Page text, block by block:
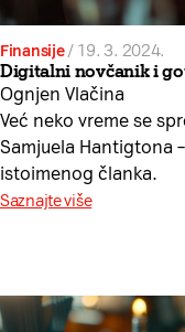
Finansije/ 19. 3. 2024.
Digitalni novčanik i
Ognjen Vlačina
Već neko vreme se
Samjuela Hantigtona
istoimenog članka.
Saznajte više